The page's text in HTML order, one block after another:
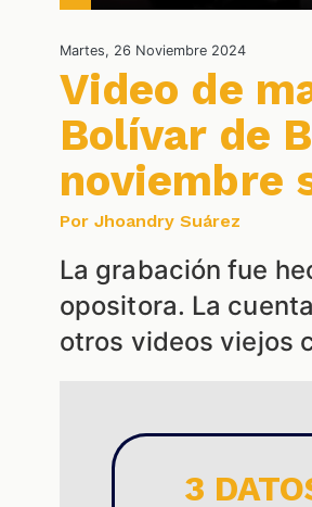
Martes, 26 Noviembre 2024
Video de
Bolívar de
noviembre
Por Jhoandry Suárez
La grabación fue
opositora. La
otros videos viejos
3